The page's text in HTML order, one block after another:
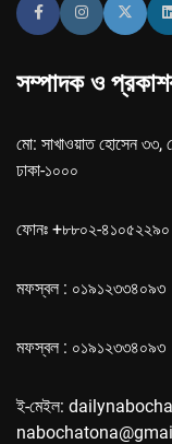
সম্পাদক ও
মো: সাখাওয়াত হোসেন ৩৩,
ঢাকা-১০০০
ফোনঃ +৮৮০২-৪১০৫২২৯০
মফস্বল : ০১৯১২৩৩৪০৯৩
মফস্বল : ০১৯১২৩৩৪০৯৩
ই-মেইল: